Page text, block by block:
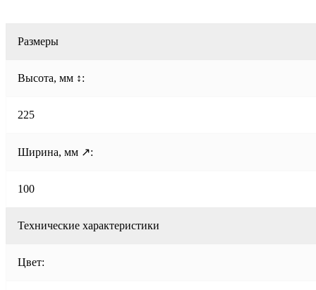
Размеры
Высота, мм ↕:
225
Ширина, мм ↗:
100
Технические характеристики
Цвет: